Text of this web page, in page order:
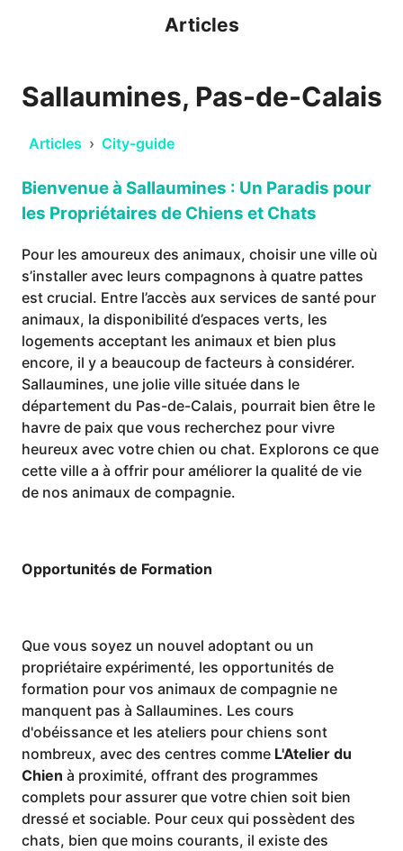
Articles
Sallaumines, Pas-de-Calais
Articles › City-guide
Bienvenue à Sallaumines : Un Paradis pour
les Propriétaires de Chiens et Chats
Pour les amoureux des animaux, choisir une ville où
s’installer avec leurs compagnons à quatre pattes
est crucial. Entre l’accès aux services de santé pour
animaux, la disponibilité d’espaces verts, les
logements acceptant les animaux et bien plus
encore, il y a beaucoup de facteurs à considérer.
Sallaumines, une jolie ville située dans le
département du Pas-de-Calais, pourrait bien être le
havre de paix que vous recherchez pour vivre
heureux avec votre chien ou chat. Explorons ce que
cette ville a à offrir pour améliorer la qualité de vie
de nos animaux de compagnie.
Opportunités de Formation
Que vous soyez un nouvel adoptant ou un
propriétaire expérimenté, les opportunités de
formation pour vos animaux de compagnie ne
manquent pas à Sallaumines. Les cours
d'obéissance et les ateliers pour chiens sont
nombreux, avec des centres comme L'Atelier du
Chien à proximité, offrant des programmes
complets pour assurer que votre chien soit bien
dressé et sociable. Pour ceux qui possèdent des
chats, bien que moins courants, il existe des